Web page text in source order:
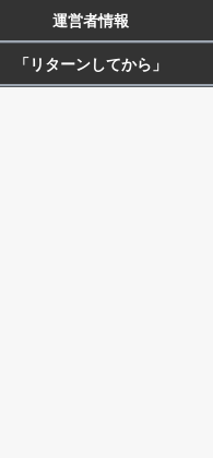
運営者情報
「リターンしてから」